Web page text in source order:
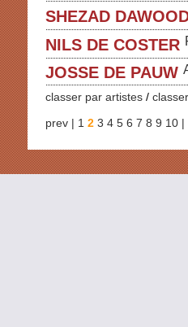
SHEZAD
NILS DE COSTER
JOSSE DE PAUW
classer par artistes /
prev | 1 2 3 4 5 6 7 8 9 10 |